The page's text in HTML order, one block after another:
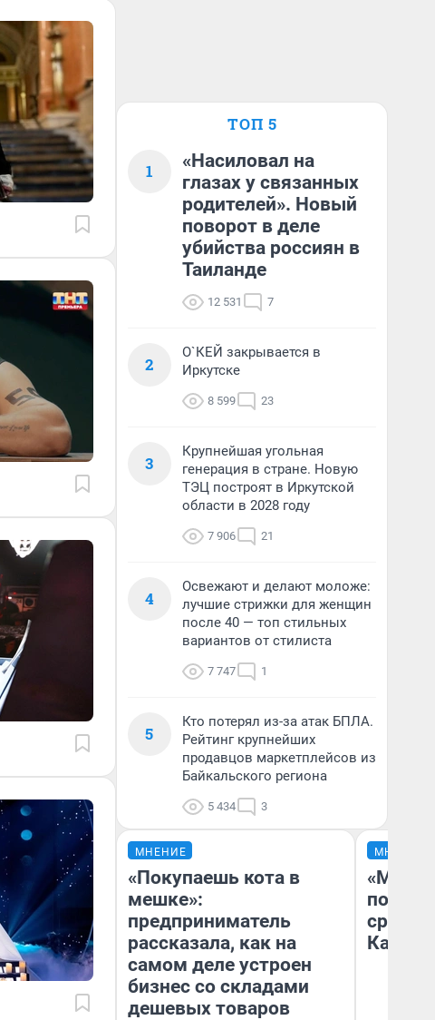
ТОП 5
1
«Насиловал на
глазах у связанных
родителей». Новый
поворот в деле
убийства россиян в
Таиланде
12 531 7
2
О`КЕЙ закрывается в
Иркутске
8 599 23
3
Крупнейшая угольная
генерация в стране. Новую
ТЭЦ построят в Иркутской
области в 2028 году
7 906 21
4
Освежают и делают моложе:
лучшие стрижки для женщин
после 40 — топ стильных
вариантов от стилиста
7 747 1
5
Кто потерял из-за атак БПЛА.
Рейтинг крупнейших
продавцов маркетплейсов из
Байкальского региона
5 434 3
МНЕНИЕ
«Покупаешь кота в
мешке»:
предприниматель
рассказала, как на
самом деле устроен
бизнес со складами
дешевых товаров
МНЕНИЕ